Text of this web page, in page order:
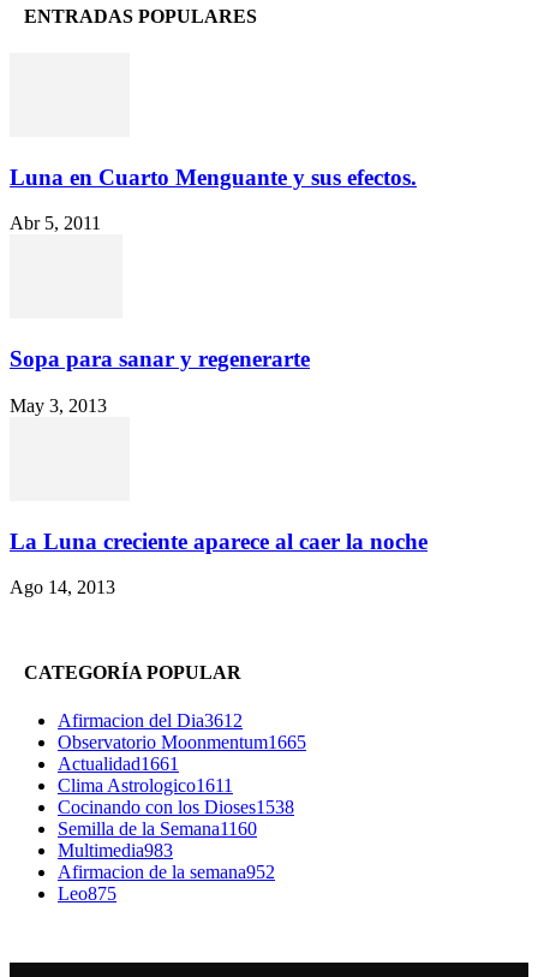
ENTRADAS POPULARES
Luna en Cuarto Menguante y sus efectos.
Abr 5, 2011
Sopa para sanar y regenerarte
May 3, 2013
La Luna creciente aparece al caer la noche
Ago 14, 2013
CATEGORÍA POPULAR
Afirmacion del Dia3612
Observatorio Moonmentum1665
Actualidad1661
Clima Astrologico1611
Cocinando con los Dioses1538
Semilla de la Semana1160
Multimedia983
Afirmacion de la semana952
Leo875